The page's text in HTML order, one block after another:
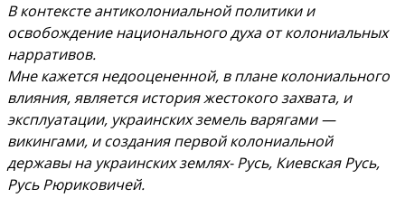
В контексте антиколониальной политики и
освобождение национального духа от колониальных
нарративов.
Мне кажется недооцененной, в плане колониального
влияния, является история жестокого захвата, и
эксплуатации, украинских земель варягами —
викингами, и создания первой колониальной
державы на украинских землях- Русь, Киевская Русь,
Русь Рюриковичей.